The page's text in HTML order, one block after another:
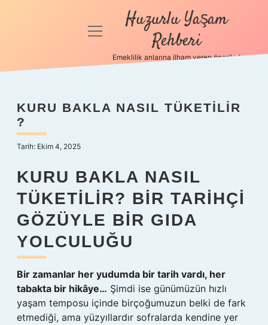
Anasayfa
Politikası
Yasal Uyarı
menüyü
Huzurlu Yaşam
Rehberi
Emeklilik anlarına ilham veren öneriler!
KURU BAKLA NASIL TÜKETILIR
?
Tarih: Ekim 4, 2025
KURU BAKLA NASIL
TÜKETILIR? BIR TARIHÇI
GÖZÜYLE BIR GIDA
YOLCULUĞU
Bir zamanlar her yudumda bir tarih vardı, her
tabakta bir hikâye… Şimdi ise günümüzün hızlı
yaşam temposu içinde birçoğumuzun belki de fark
etmediği, ama yüzyıllardır sofralarda kendine yer